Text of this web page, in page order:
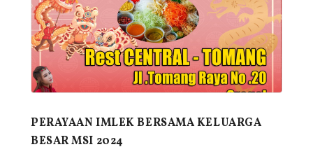
PERAYAAN IMLEK BERSAMA KELUARGA
BESAR MSI 2024